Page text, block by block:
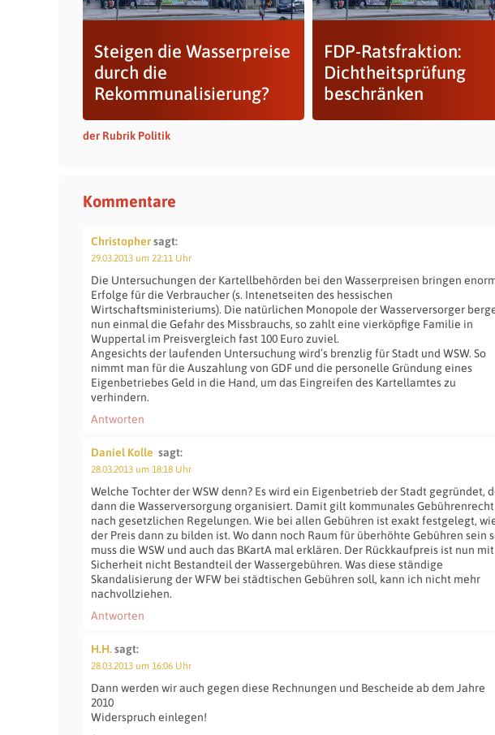
Steigen die Wasserpreise
durch die
Rekommunalisierung?
FDP-Ratsfraktion:
Dichtheitsprüfung
beschränken
der Rubrik Politik
Kommentare
Christophersagt:
29.03.2013 um 22:11 Uhr
Die Untersuchungen der Kartellbehörden bei den Wasserpreisen bringen
Erfolge für die Verbraucher (s. Intenetseiten des hessischen
Wirtschaftsministeriums). Die natürlichen Monopole der Wasserversorger
nun einmal die Gefahr des Missbrauchs, so zahlt eine vierköpfige Familie in
Wuppertal im Preisvergleich fast 100 Euro zuviel.
Angesichts der laufenden Untersuchung wird’s brenzlig für Stadt und WSW. So
nimmt man für die Auszahlung von GDF und die personelle Gründung eines
Eigenbetriebes Geld in die Hand, um das Eingreifen des Kartellamtes zu
verhindern.
Antworten
Daniel Kolle sagt:
28.03.2013 um 18:18 Uhr
Welche Tochter der WSW denn? Es wird ein Eigenbetrieb der Stadt gegründet,
dann die Wasserversorgung organisiert. Damit gilt kommunales Gebührenrecht
nach gesetzlichen Regelungen. Wie bei allen Gebühren ist exakt festgelegt,
der Preis dann zu bilden ist. Wo dann noch Raum für überhöhte Gebühren sein
muss die WSW und auch das BKartA mal erklären. Der Rückkaufpreis ist nun mit
Sicherheit nicht Bestandteil der Wassergebühren. Was diese ständige
Skandalisierung der WFW bei städtischen Gebühren soll, kann ich nicht mehr
nachvollziehen.
Antworten
H.H.sagt:
28.03.2013 um 16:06 Uhr
Dann werden wir auch gegen diese Rechnungen und Bescheide ab dem Jahre
2010
Widerspruch einlegen!